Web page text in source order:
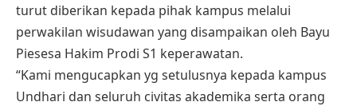
turut diberikan kepada pihak kampus melalui
perwakilan wisudawan yang disampaikan oleh Bayu
Piesesa Hakim Prodi S1 keperawatan.
“Kami mengucapkan yg setulusnya kepada kampus
Undhari dan seluruh civitas akademika serta orang